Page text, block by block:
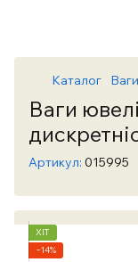
Каталог
Ваги
Артикул: 015995
ХІТ
−14%